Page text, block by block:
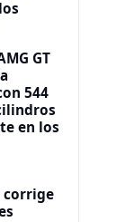
GT
544
en los
corrige